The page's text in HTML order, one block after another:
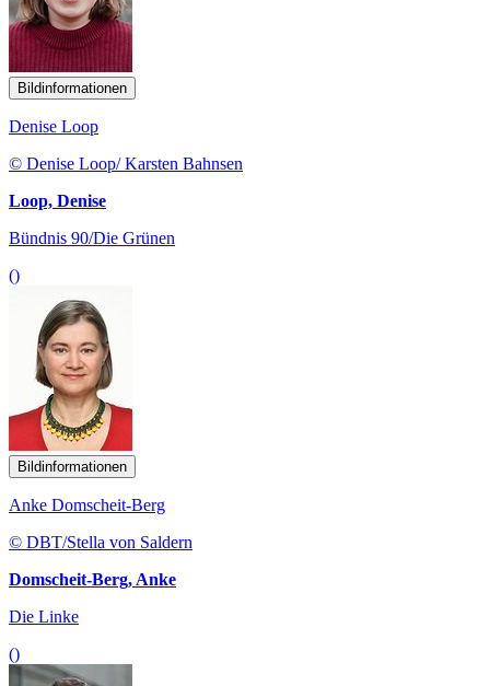
Bildinformationen
Denise Loop
© Denise Loop/ Karsten Bahnsen
Loop, Denise
Bündnis 90/Die Grünen
()
Bildinformationen
Anke Domscheit-Berg
© DBT/Stella von Saldern
Domscheit-Berg, Anke
Die Linke
()